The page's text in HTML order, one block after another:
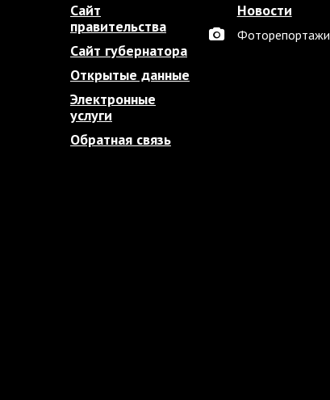
Сайт
правительства
Сайт губернатора
Открытые данные
Электронные
услуги
Обратная связь
Новости
Фоторепортажи